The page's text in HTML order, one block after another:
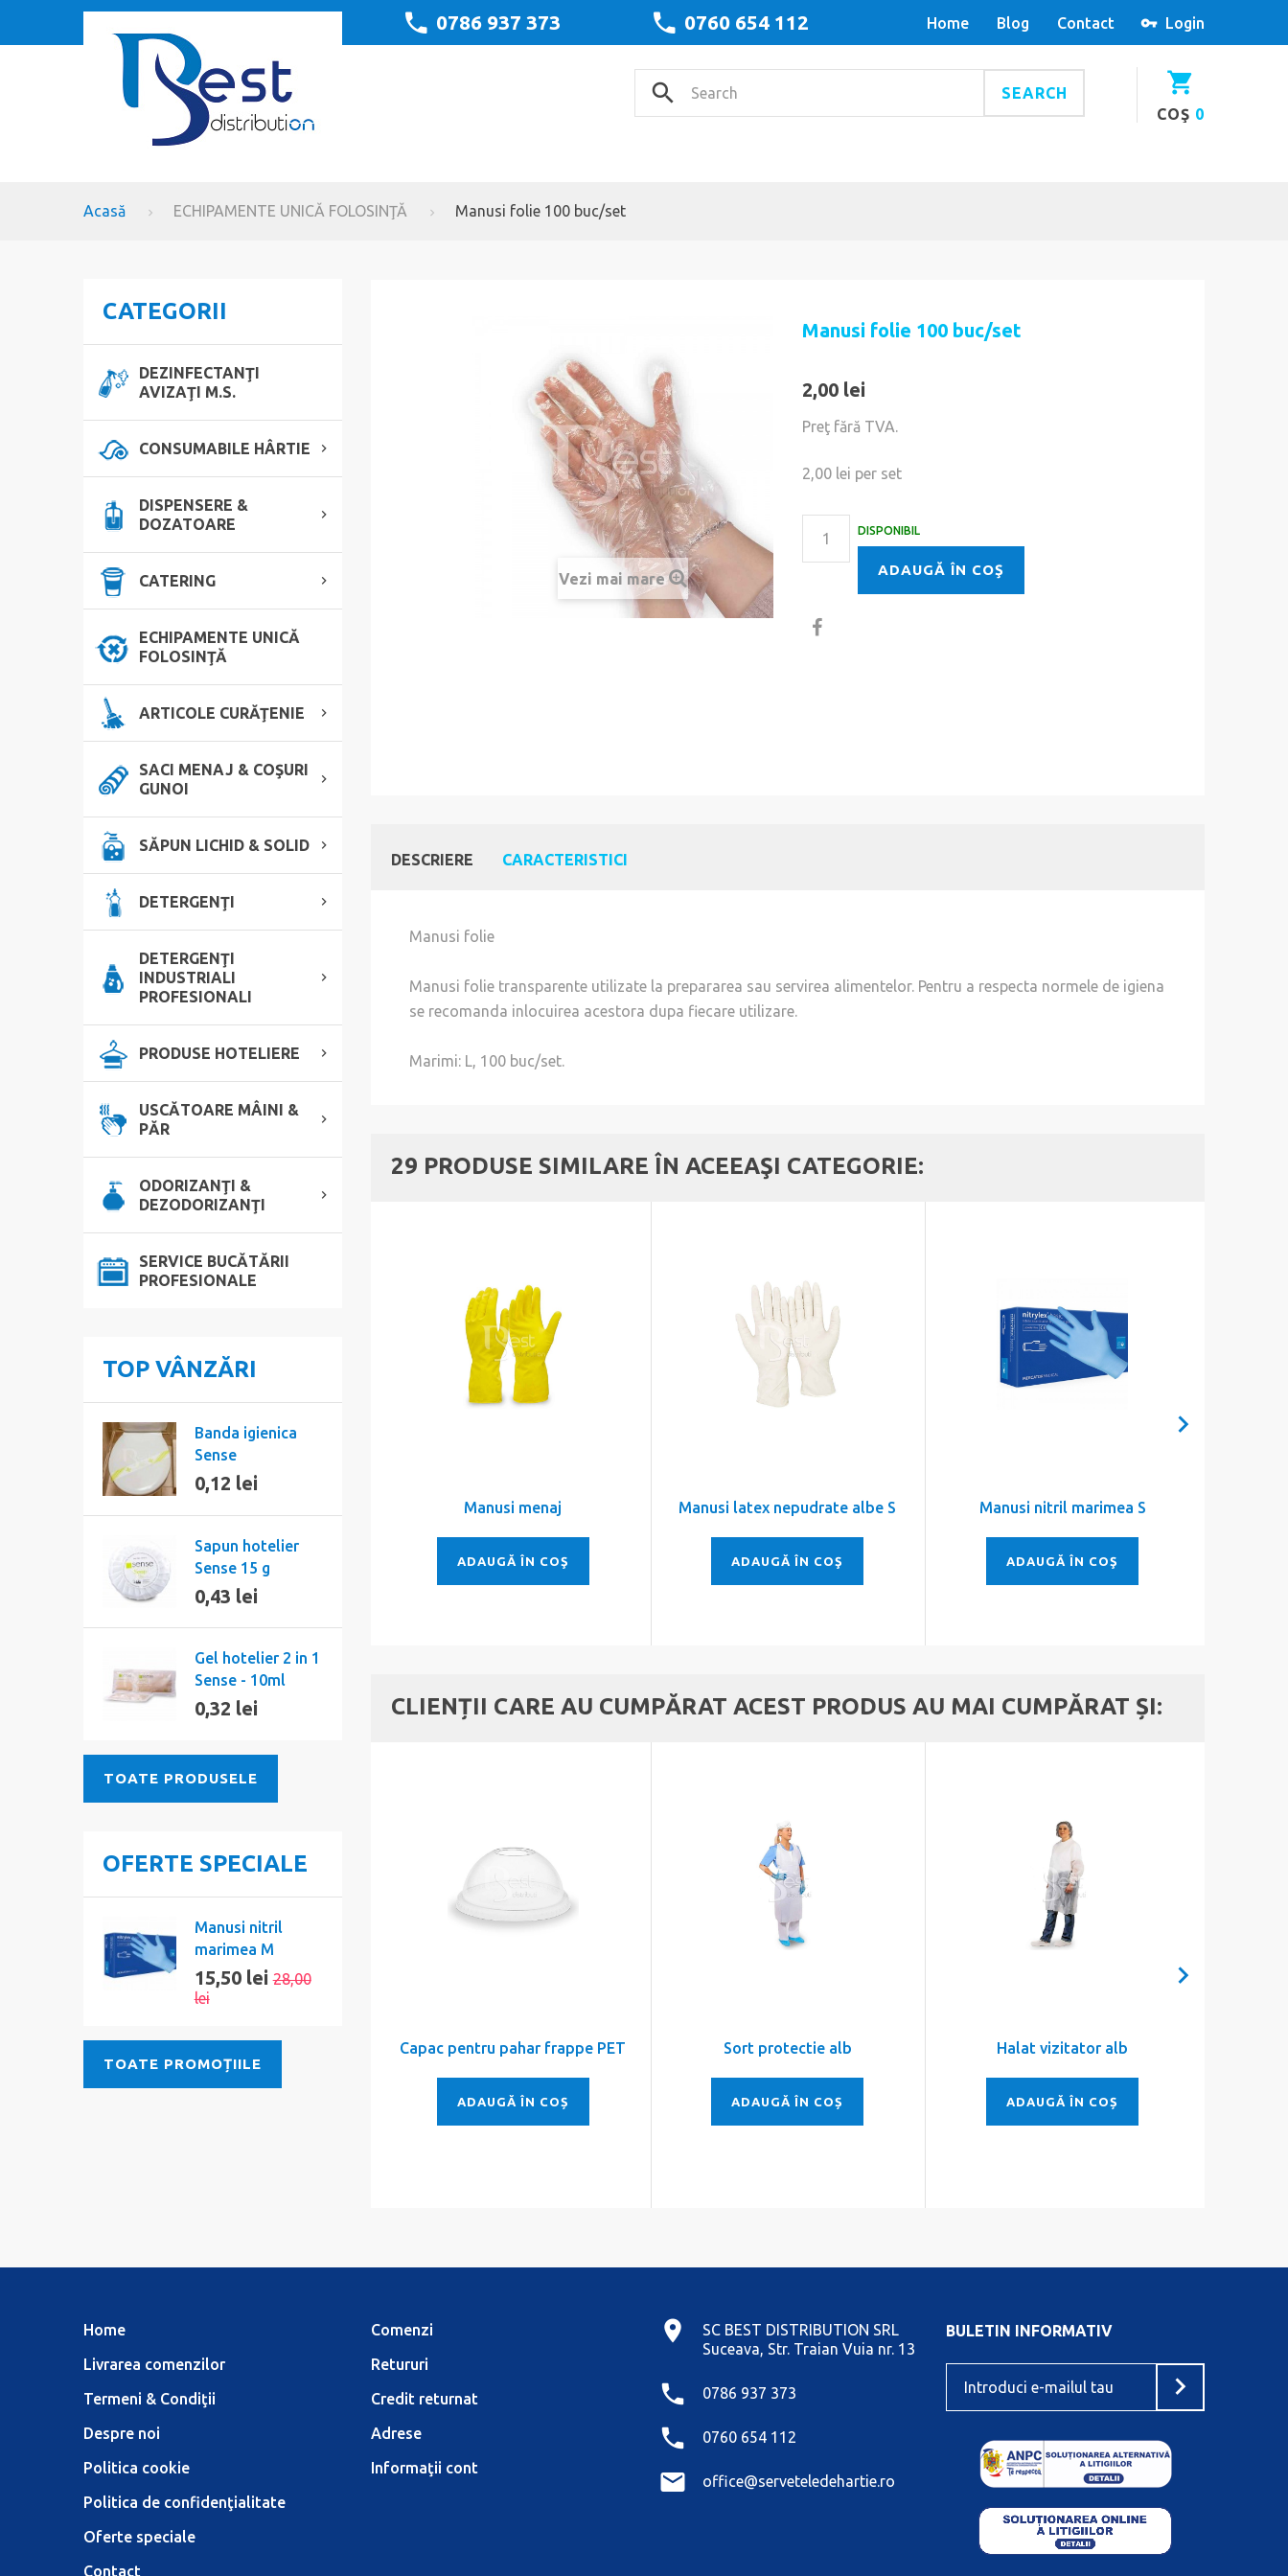
Login
Home Blog Contact
0760 654 112
0786 937 373
COŞ 0
SEARCH
Acasă ECHIPAMENTE UNICĂ FOLOSINŢĂ Manusi folie 100 buc/set
Vezi mai mare
Manusi folie 100 buc/set
2,00 lei
Preţ fără TVA.
2,00 lei per set
DISPONIBIL
ADAUGĂ ÎN COŞ
DESCRIERE CARACTERISTICI
Manusi folie
Manusi folie transparente utilizate la prepararea sau servirea alimentelor. Pentru a respecta normele de igiena
se recomanda inlocuirea acestora dupa fiecare utilizare.
Marimi: L, 100 buc/set.
29 PRODUSE SIMILARE ÎN ACEEAŞI CATEGORIE:
Manusi menaj
ADAUGĂ ÎN COŞ
Manusi latex nepudrate albe S
ADAUGĂ ÎN COŞ
Manusi nitril marimea S
ADAUGĂ ÎN COŞ
CLIENȚII CARE AU CUMPĂRAT ACEST PRODUS AU MAI CUMPĂRAT ȘI:
Capac pentru pahar frappe PET
ADAUGĂ ÎN COȘ
Sort protectie alb
ADAUGĂ ÎN COȘ
Halat vizitator alb
ADAUGĂ ÎN COȘ
CATEGORII
DEZINFECTANŢI
AVIZAŢI M.S.
CONSUMABILE HÂRTIE
DISPENSERE &
DOZATOARE
CATERING
ECHIPAMENTE UNICĂ
FOLOSINŢĂ
ARTICOLE CURĂŢENIE
SACI MENAJ & COŞURI
GUNOI
SĂPUN LICHID & SOLID
DETERGENŢI
DETERGENŢI
INDUSTRIALI
PROFESIONALI
PRODUSE HOTELIERE
USCĂTOARE MÂINI &
PĂR
ODORIZANŢI &
DEZODORIZANŢI
SERVICE BUCĂTĂRII
PROFESIONALE
TOP VÂNZĂRI
Banda igienica
Sense
0,12 lei
Sapun hotelier
Sense 15 g
0,43 lei
Gel hotelier 2 in 1
Sense - 10ml
0,32 lei
TOATE PRODUSELE
OFERTE SPECIALE
Manusi nitril
marimea M
15,50 lei28,00
lei
TOATE PROMOȚIILE
Home
Livrarea comenzilor
Termeni & Condiţii
Despre noi
Politica cookie
Politica de confidenţialitate
Oferte speciale
Contact
Comenzi
Retururi
Credit returnat
Adrese
Informaţii cont
SC BEST DISTRIBUTION SRL
Suceava, Str. Traian Vuia nr. 13
0786 937 373
0760 654 112
office@serveteledehartie.ro
BULETIN INFORMATIV